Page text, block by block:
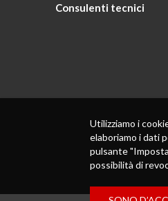
Consulenti tecnici
Utilizziamo i
elaboriamo i dati
pulsante
possibilità di